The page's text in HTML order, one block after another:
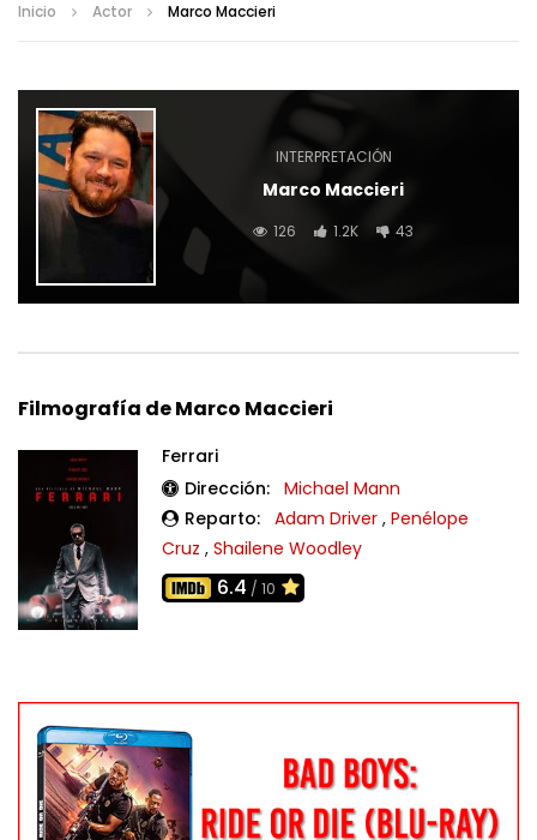
Inicio Actor Marco Maccieri
INTERPRETACIÓN
Marco Maccieri
126 1.2K 43
Filmografía de Marco Maccieri
Ferrari
Dirección: Michael Mann
Reparto: Adam Driver , Penélope
Cruz , Shailene Woodley
6.4 / 10